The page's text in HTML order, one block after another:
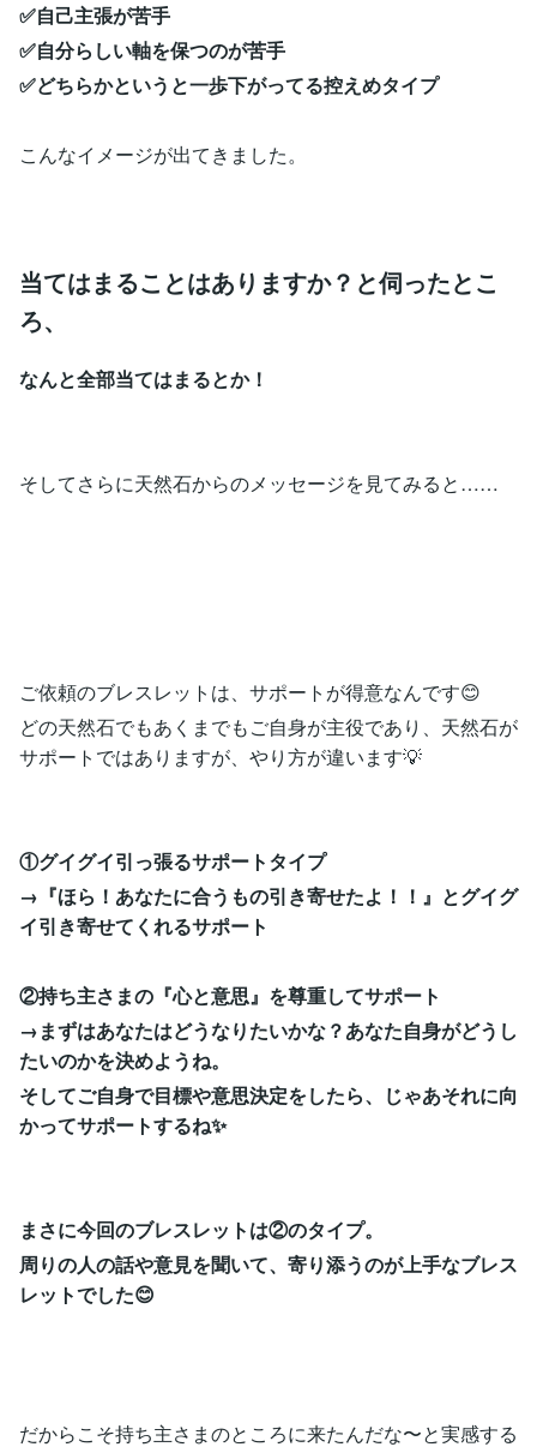
✅️自己主張が苦手
✅️自分らしい軸を保つのが苦手
✅️どちらかというと一歩下がってる控えめタイプ
こんなイメージが出てきました。
当てはまることはありますか？と伺ったとこ
ろ、
なんと全部当てはまるとか！
そしてさらに天然石からのメッセージを見てみると……
ご依頼のブレスレットは、サポートが得意なんです😊
どの天然石でもあくまでもご自身が主役であり、天然石が
サポートではありますが、やり方が違います💡
①グイグイ引っ張るサポートタイプ
→『ほら！あなたに合うもの引き寄せたよ！！』とグイグ
イ引き寄せてくれるサポート
②持ち主さまの『心と意思』を尊重してサポート
→まずはあなたはどうなりたいかな？あなた自身がどうし
たいのかを決めようね。
そしてご自身で目標や意思決定をしたら、じゃあそれに向
かってサポートするね✨
まさに今回のブレスレットは②のタイプ。
周りの人の話や意見を聞いて、寄り添うのが上手なブレス
レットでした😊
だからこそ持ち主さまのところに来たんだな〜と実感する